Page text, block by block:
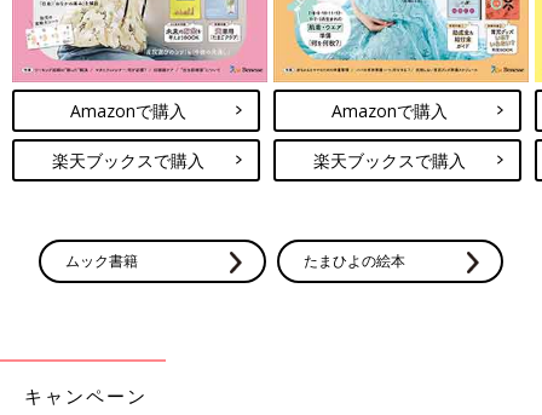
Amazonで購入
楽天ブックスで購入
Amazonで購入
楽天ブックスで購入
ムック書籍 たまひよの絵本
キャンペーン